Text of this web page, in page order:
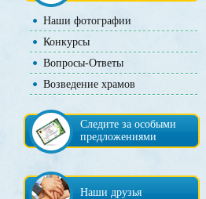
Наши фотографии
Конкурсы
Вопросы-Ответы
Возведение храмов
Следите за особыми
предложениями
Наши друзья